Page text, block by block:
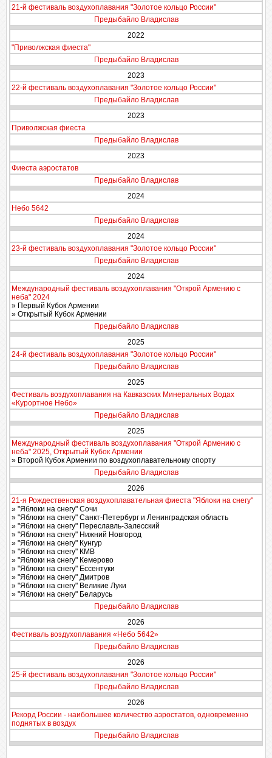
21-й фестиваль воздухоплавания "Золотое кольцо России"
Предыбайло Владислав
2022
"Приволжская фиеста"
Предыбайло Владислав
2023
22-й фестиваль воздухоплавания "Золотое кольцо России"
Предыбайло Владислав
2023
Приволжская фиеста
Предыбайло Владислав
2023
Фиеста аэростатов
Предыбайло Владислав
2024
Небо 5642
Предыбайло Владислав
2024
23-й фестиваль воздухоплавания "Золотое кольцо России"
Предыбайло Владислав
2024
Международный фестиваль воздухоплавания "Открой Армению с
неба" 2024
» Первый Кубок Армении
» Открытый Кубок Армении
Предыбайло Владислав
2025
24-й фестиваль воздухоплавания "Золотое кольцо России"
Предыбайло Владислав
2025
Фестиваль воздухоплавания на Кавказских Минеральных Водах
«Курортное Небо»
Предыбайло Владислав
2025
Международный фестиваль воздухоплавания "Открой Армению с
неба" 2025, Открытый Кубок Армении
» Второй Кубок Армении по воздухоплавательному спорту
Предыбайло Владислав
2026
21-я Рождественская воздухоплавательная фиеста "Яблоки на снегу"
» "Яблоки на снегу" Сочи
» "Яблоки на снегу" Санкт-Петербург и Ленинградская область
» "Яблоки на снегу" Переславль-Залесский
» "Яблоки на снегу" Нижний Новгород
» "Яблоки на снегу" Кунгур
» "Яблоки на снегу" КМВ
» "Яблоки на снегу" Кемерово
» "Яблоки на снегу" Ессентуки
» "Яблоки на снегу" Дмитров
» "Яблоки на снегу" Великие Луки
» "Яблоки на снегу" Беларусь
Предыбайло Владислав
2026
Фестиваль воздухоплавания «Небо 5642»
Предыбайло Владислав
2026
25-й фестиваль воздухоплавания "Золотое кольцо России"
Предыбайло Владислав
2026
Рекорд России - наибольшее количество аэростатов, одновременно
поднятых в воздух
Предыбайло Владислав